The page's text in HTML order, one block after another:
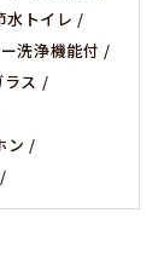
水トイレ
洗浄機能付
ス
ン